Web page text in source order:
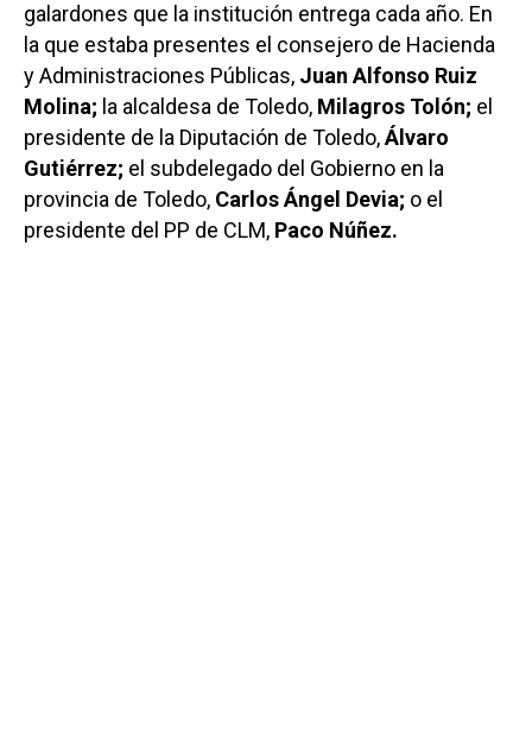
galardones que la institución entrega cada año. En
la que estaba presentes el consejero de Hacienda
y Administraciones Públicas, Juan Alfonso Ruiz
Molina; la alcaldesa de Toledo, Milagros Tolón; el
presidente de la Diputación de Toledo,Álvaro
Gutiérrez; el subdelegado del Gobierno en la
provincia de Toledo, Carlos Ángel Devia; o el
presidente del PP de CLM, Paco Núñez.